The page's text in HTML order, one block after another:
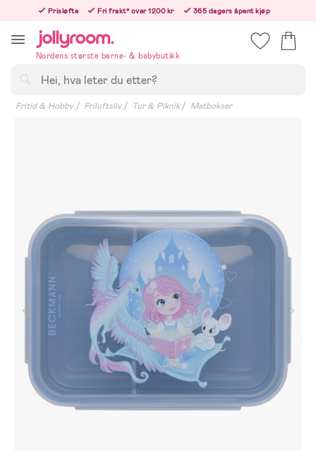
innehållet
Prisløfte Fri frakt* over 1200 kr
365 dagers åpent kjøp
Nordens største barne- & babybutikk
Fritid & Hobby Friluftsliv Tur & Piknik Matbokser